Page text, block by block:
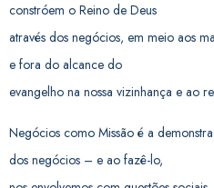
constróem o Reino de Deus
através dos negócios, em meio aos
e fora do alcance do
evangelho na nossa vizinhança e ao
Negócios como Missão é a
dos negócios – e ao fazê-lo,